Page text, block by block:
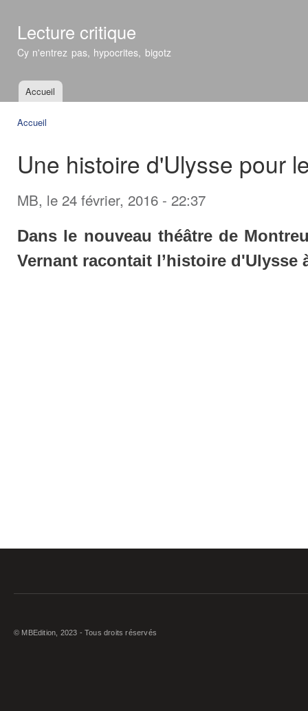
Lecture critique
Cy n'entrez pas, hypocrites, bigotz
Menu principal
Accueil
Accueil
Une histoire d'Ulysse pour
MB, le 24 février, 2016 - 22:37
Dans le nouveau théâtre de
Vernant racontait l’histoire
© MBEdition, 2023 - Tous droits réservés